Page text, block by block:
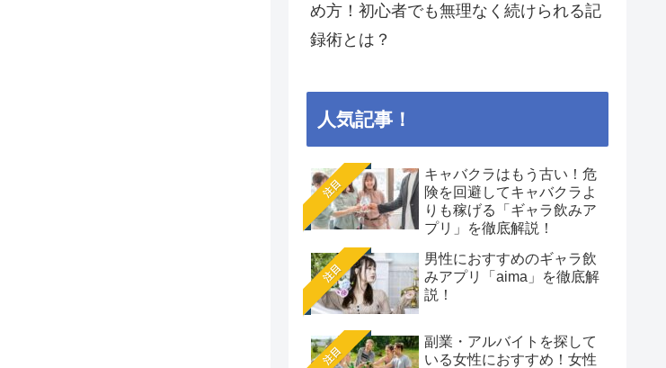
め方！初心者でも無理なく続けられる記
録術とは？
人気記事！
注目
キャバクラはもう古い！危
険を回避してキャバクラよ
りも稼げる「ギャラ飲みア
プリ」を徹底解説！
注目
男性におすすめのギャラ飲
みアプリ「aima」を徹底解
説！
注目
副業・アルバイトを探して
いる女性におすすめ！女性